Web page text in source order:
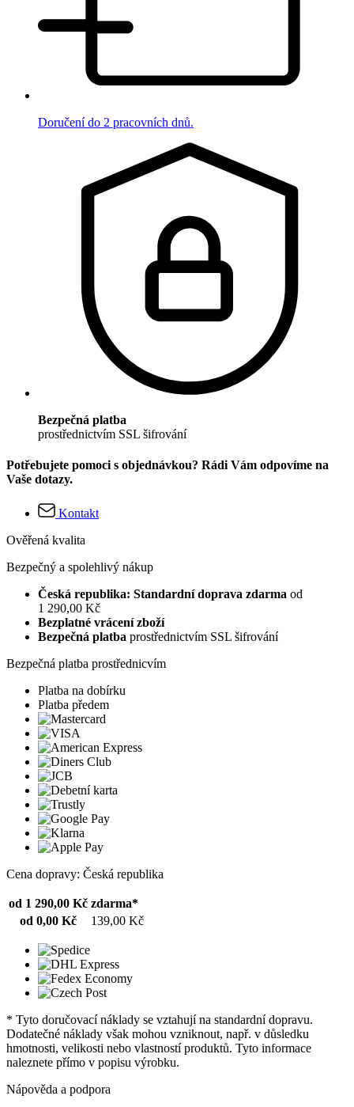
Doručení do 2 pracovních dnů.
Bezpečná platba
prostřednictvím SSL šifrování
Potřebujete pomoci s objednávkou? Rádi Vám odpovíme na
Vaše dotazy.
Kontakt
Ověřená kvalita
Bezpečný a spolehlivý nákup
Česká republika: Standardní doprava zdarma od
1 290,00 Kč
Bezplatné vrácení zboží
Bezpečná platba prostřednictvím SSL šifrování
Bezpečná platba prostřednicvím
Platba na dobírku
Platba předem
Cena dopravy: Česká republika
od 1 290,00 Kč zdarma*
od 0,00 Kč
139,00 Kč
* Tyto doručovací náklady se vztahují na standardní dopravu.
Dodatečné náklady však mohou vzniknout, např. v důsledku
hmotnosti, velikosti nebo vlastností produktů. Tyto informace
naleznete přímo v popisu výrobku.
Nápověda a podpora